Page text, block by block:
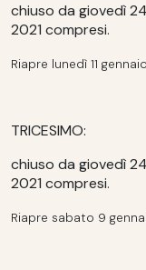
chiuso da giovedì
2021 compresi.
Riapre lunedì 11
TRICESIMO:
chiuso da giovedì
2021 compresi.
Riapre sabato 9